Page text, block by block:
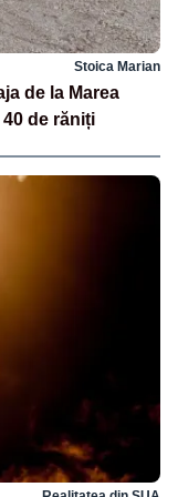
Stoica Marian
de la Marea
de răniți